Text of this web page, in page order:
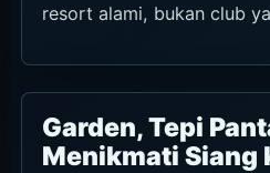
resort alami, bukan club
Garden, Tepi
Menikmati Siang